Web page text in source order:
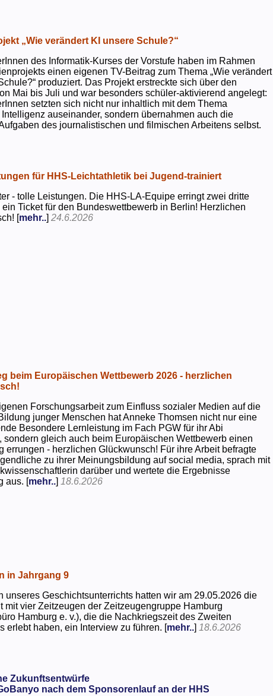
„Wie verändert KI unsere Schule?“
des Informatik-Kurses der Vorstufe haben im Rahmen
einen eigenen TV-Beitrag zum Thema „Wie verändert
produziert. Das Projekt erstreckte sich über den
Mai bis Juli und war besonders schüler-aktivierend angelegt:
setzten sich nicht nur inhaltlich mit dem Thema
auseinander, sondern übernahmen auch die
des journalistischen und filmischen Arbeitens selbst.
für HHS-Leichtathletik bei Jugend-trainiert
- tolle Leistungen. Die HHS-LA-Equipe erringt zwei dritte
ein Ticket für den Bundeswettbewerb in Berlin! Herzlichen
[mehr..]24.6.2026
beim Europäischen Wettbewerb 2026 - herzlichen
Forschungsarbeit zum Einfluss sozialer Medien auf die
junger Menschen hat Anneke Thomsen nicht nur eine
Besondere Lernleistung im Fach PGW für ihr Abi
sondern gleich auch beim Europäischen Wettbewerb einen
errungen - herzlichen Glückwunsch! Für ihre Arbeit befragte
zu ihrer Meinungsbildung auf social media, sprach mit
darüber und wertete die Ergebnisse
aus. [mehr..] 18.6.2026
in Jahrgang 9
unseres Geschichtsunterrichts hatten wir am 29.05.2026 die
mit vier Zeitzeugen der Zeitzeugengruppe Hamburg
Hamburg e. v.), die die Nachkriegszeit des Zweiten
erlebt haben, ein Interview zu führen. [mehr..] 18.6.2026
Zukunftsentwürfe
nach dem Sponsorenlauf an der HHS